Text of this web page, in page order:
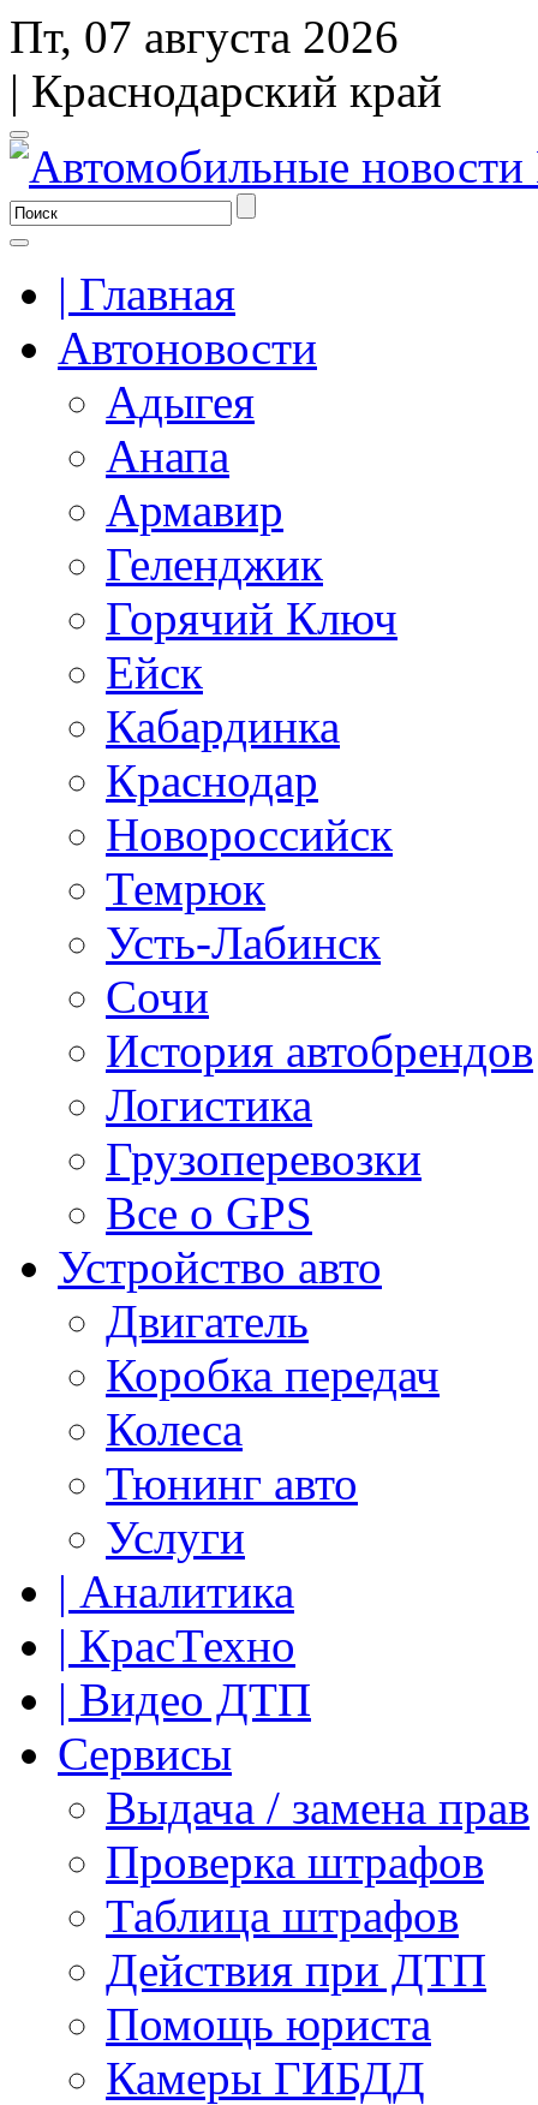
Пт, 07 августа 2026
| Краснодарский край
| Главная
Автоновости
Адыгея
Анапа
Армавир
Геленджик
Горячий Ключ
Ейск
Кабардинка
Краснодар
Новороссийск
Темрюк
Усть-Лабинск
Сочи
История автобрендов
Логистика
Грузоперевозки
Все о GPS
Устройство авто
Двигатель
Коробка передач
Колеса
Тюнинг авто
Услуги
| Аналитика
| КрасТехно
| Видео ДТП
Сервисы
Выдача / замена прав
Проверка штрафов
Таблица штрафов
Действия при ДТП
Помощь юриста
Камеры ГИБДД